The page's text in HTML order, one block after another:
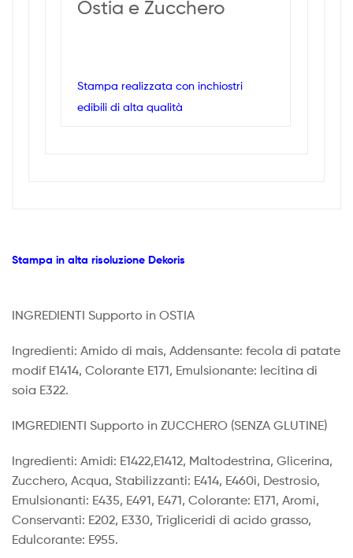
Ostia e Zucchero
Stampa realizzata con inchiostri
edibili di alta qualità
Stampa in alta risoluzione Dekoris
INGREDIENTI Supporto in OSTIA
Ingredienti: Amido di mais, Addensante: fecola di patate
modif E1414, Colorante E171, Emulsionante: lecitina di
soia E322.
IMGREDIENTI Supporto in ZUCCHERO (SENZA GLUTINE)
Ingredienti: Amidi: E1422,E1412, Maltodestrina, Glicerina,
Zucchero, Acqua, Stabilizzanti: E414, E460i, Destrosio,
Emulsionanti: E435, E491, E471, Colorante: E171, Aromi,
Conservanti: E202, E330, Trigliceridi di acido grasso,
Edulcorante: E955.